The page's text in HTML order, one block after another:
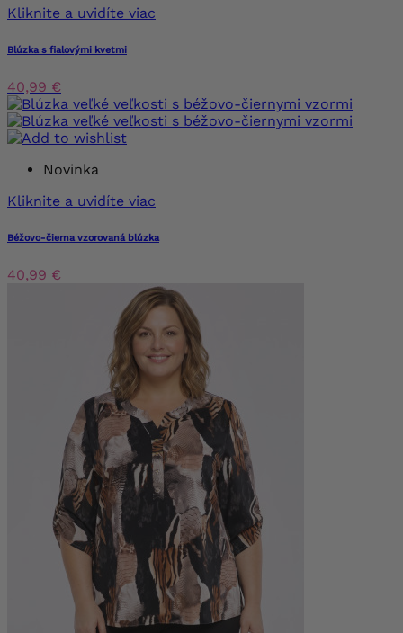
Kliknite a uvidíte viac
Blúzka s fialovými kvetmi
40,99 €
Novinka
Kliknite a uvidíte viac
Béžovo-čierna vzorovaná blúzka
40,99 €